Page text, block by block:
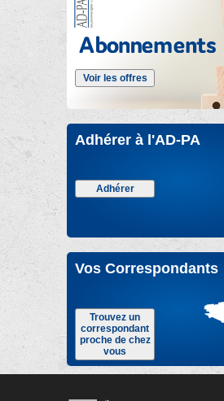
Voir les offres
Adhérer à l'AD-PA
Adhérer
Vos Correspondants
Trouvez un
correspondant
proche de chez
vous